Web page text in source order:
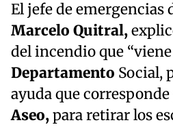
El jefe de
Marcelo Quitral,
del incendio que
Departamento Social,
ayuda que
Aseo,para retirar los